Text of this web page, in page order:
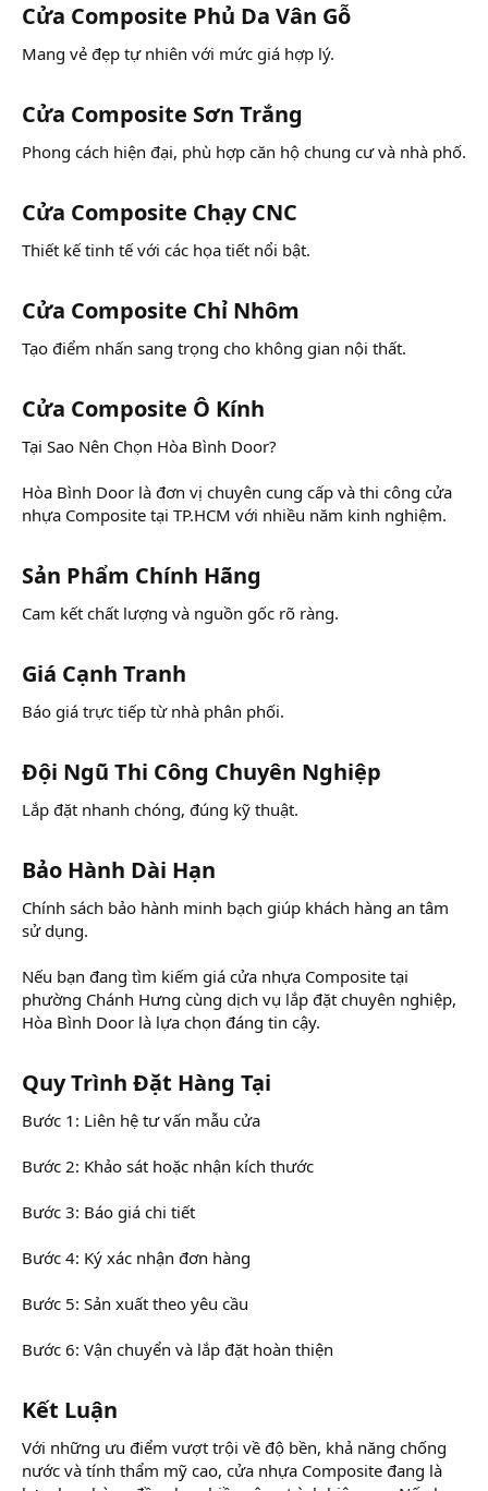
Cửa Composite Phủ Da Vân Gỗ​
Mang vẻ đẹp tự nhiên với mức giá hợp lý.
Cửa Composite Sơn Trắng​
Phong cách hiện đại, phù hợp căn hộ chung cư và nhà phố.
Cửa Composite Chạy CNC​
Thiết kế tinh tế với các họa tiết nổi bật.
Cửa Composite Chỉ Nhôm​
Tạo điểm nhấn sang trọng cho không gian nội thất.
Cửa Composite Ô Kính​
Tại Sao Nên Chọn Hòa Bình Door?
Hòa Bình Door là đơn vị chuyên cung cấp và thi công cửa
nhựa Composite tại TP.HCM với nhiều năm kinh nghiệm.
Sản Phẩm Chính Hãng​
Cam kết chất lượng và nguồn gốc rõ ràng.
Giá Cạnh Tranh​
Báo giá trực tiếp từ nhà phân phối.
Đội Ngũ Thi Công Chuyên Nghiệp​
Lắp đặt nhanh chóng, đúng kỹ thuật.
Bảo Hành Dài Hạn​
Chính sách bảo hành minh bạch giúp khách hàng an tâm
sử dụng.
Nếu bạn đang tìm kiếm giá cửa nhựa Composite tại
phường Chánh Hưng cùng dịch vụ lắp đặt chuyên nghiệp,
Hòa Bình Door là lựa chọn đáng tin cậy.
Quy Trình Đặt Hàng Tại​
Bước 1: Liên hệ tư vấn mẫu cửa
Bước 2: Khảo sát hoặc nhận kích thước
Bước 3: Báo giá chi tiết
Bước 4: Ký xác nhận đơn hàng
Bước 5: Sản xuất theo yêu cầu
Bước 6: Vận chuyển và lắp đặt hoàn thiện
Kết Luận​
Với những ưu điểm vượt trội về độ bền, khả năng chống
nước và tính thẩm mỹ cao, cửa nhựa Composite đang là